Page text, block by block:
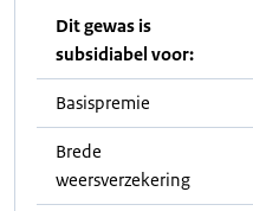
Dit gewas is
subsidiabel voor:
Basispremie
Brede
weersverzekering